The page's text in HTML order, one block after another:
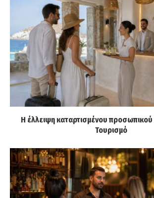
Η έλλειψη καταρτισμένου προσωπικού
Τουρισμό